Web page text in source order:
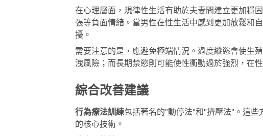
在心理層面，規律性生活有助於夫妻間建立更加穩
張等負面情緒。當男性在性生活中感到更加放鬆和
擾。
需要注意的是，應避免極端情況。過度縱慾會使生
洩風險；而長期禁慾則可能使性衝動過於強烈，在
綜合改善建議
行為療法訓練包括著名的"動停法"和"擠壓法"。這
的核心技術。